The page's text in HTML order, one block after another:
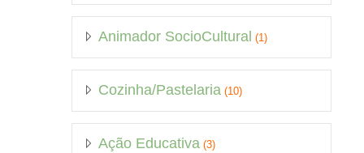
Animador SocioCultural (1)
Cozinha/Pastelaria (10)
Ação Educativa (3)